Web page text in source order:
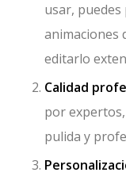
usar,
animaciones
editarlo
Calidad
por
pulida y